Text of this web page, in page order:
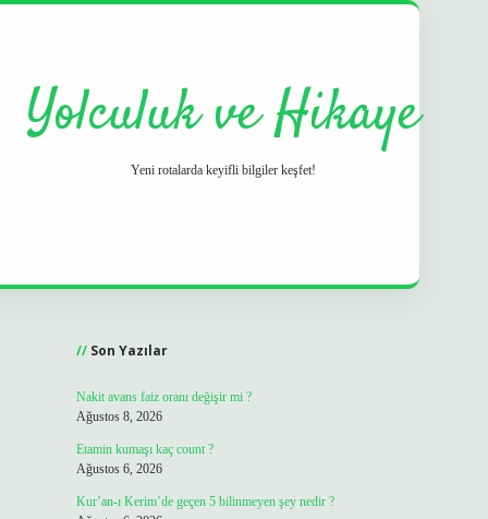
Yolculuk ve Hikaye
Yeni rotalarda keyifli bilgiler keşfet!
Son Yazılar
Nakit avans faiz oranı değişir mi ?
Ağustos 8, 2026
Etamin kumaşı kaç count ?
Ağustos 6, 2026
Kur’an-ı Kerim’de geçen 5 bilinmeyen şey nedir ?